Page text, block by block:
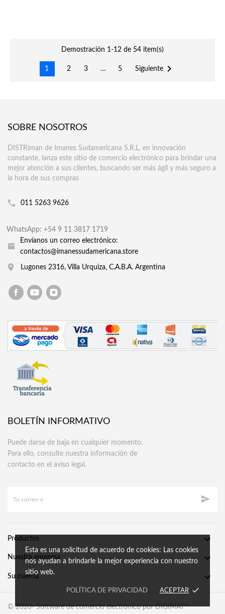
Demostración 1-12 de 54 item(s)
1 2 3 … 5 Siguiente 
SOBRE NOSOTROS
DISTRiman de Imanes Sudamericana S.R.L. en innovación
constante, lanza este sitio de comercio electrónico para brindar una
mejor atención a sus clientes, buscando ser más ágil y más seguro a
la hora de sus compras
011 5263 9626
WhatsApp: +54 9 11 3817 1719
Envíanos un correo electrónico:
contactos@imanessudamericana.store
Lugones 2316, Villa Urquiza, C.A.B.A. Argentina
BOLETÍN INFORMATIVO
Puede darse de baja en cualquier momento.
Para ello, consulte nuestra información de
contacto en el aviso legal.

Productos 
Nuestra empresa 
Su cuenta 
Esta es una solicitud de acuerdo de cookies: Las cookies
nos ayudan a brindarle la mejor experiencia con nuestro
sitio web.
POLÍTICA DE PRIVACIDAD ACEPTAR done
© 2020- Software de comercio electrónico por DIGIMAT™